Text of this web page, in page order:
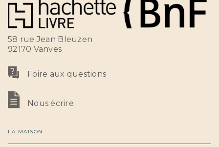
58 rue Jean Bleuzen
92170 Vanves
Foire aux questions
Nous écrire
LA MAISON